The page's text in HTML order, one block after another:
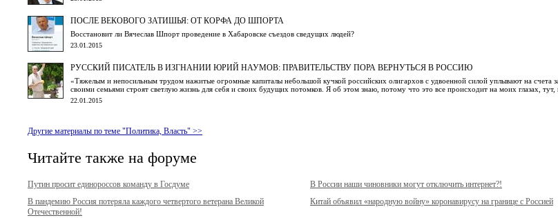
ПОСЛЕ ВЕКОВОГО ЗАТИШЬЯ: ОТ КОРФА ДО ШПОРТА
Восстановит ли Вячеслав Шпорт проведение в Хабаровске съездов сведущих людей?
23.01.2015
РУССКИЙ ПИСАТЕЛЬ В ИЗГНАНИИ ЮРИЙ НАУМОВ: ПРАВИТЕЛЬСТВУ ПОРА ВЕРНУТЬСЯ В РОССИЮ
«Тяжелым и непосильным трудом нажитые огромные капиталы небольшой кучкой российских олигархов с удвоенной силой уплывают на счета
своими семьями строят светлую жизнь для себя и своих будущих потомков. Я об этом знаю, потому что это все происходит на моих глазах,
22.01.2015
Другие материалы по теме "Политика, Власть" >>
Читайте также на форуме
Путин просит единороссов команду в Госдуме
В России наши чиновники могут отключить интернет?!
В пандемию Россия потеряла каждого четвертого ветерана Великой
Отечественной!
Китай объявил «народную войну» коронавирусу на границе с Россией